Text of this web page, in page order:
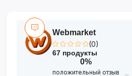
•Лёгкая очистка
водой или в
Ускорьте приготовление
удобством и
Webmarket
(0)
67 продукты
0%
положительный отзыв